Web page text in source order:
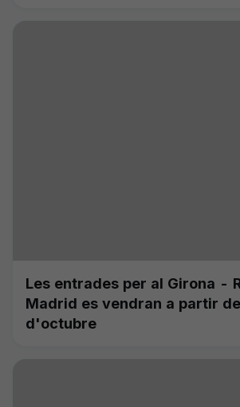
Les entrades per al Girona -
Madrid es vendran a partir
d'octubre